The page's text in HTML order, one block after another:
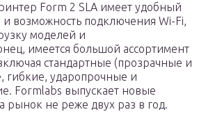
Form 2 SLA имеет удобный
возможность подключения Wi-Fi,
моделей и
имеется большой ассортимент
стандартные (прозрачные и
гибкие, ударопрочные и
Formlabs выпускает новые
не реже двух раз в год.